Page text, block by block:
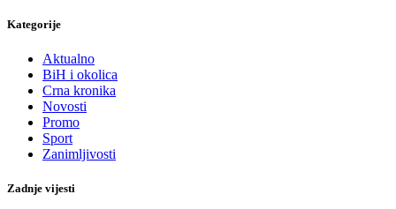
Kategorije
Aktualno
BiH i okolica
Crna kronika
Novosti
Promo
Sport
Zanimljivosti
Zadnje vijesti